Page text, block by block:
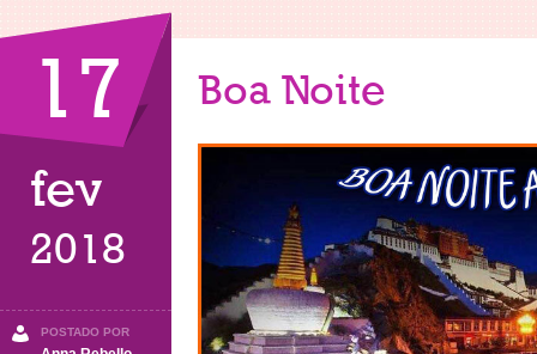
17
fev
2018
POSTADO POR
Boa Noite